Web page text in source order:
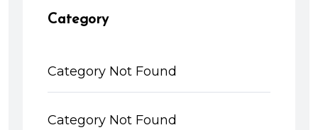
Category
Category Not Found
Category Not Found